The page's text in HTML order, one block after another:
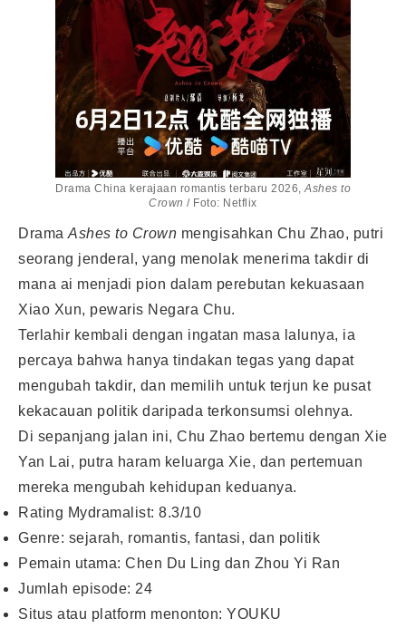
Drama China kerajaan romantis terbaru 2026, Ashes to
Crown/ Foto: Netflix
Drama Ashes to Crown mengisahkan Chu Zhao, putri
seorang jenderal, yang menolak menerima takdir di
mana ai menjadi pion dalam perebutan kekuasaan
Xiao Xun, pewaris Negara Chu.
Terlahir kembali dengan ingatan masa lalunya, ia
percaya bahwa hanya tindakan tegas yang dapat
mengubah takdir, dan memilih untuk terjun ke pusat
kekacauan politik daripada terkonsumsi olehnya.
Di sepanjang jalan ini, Chu Zhao bertemu dengan Xie
Yan Lai, putra haram keluarga Xie, dan pertemuan
mereka mengubah kehidupan keduanya.
Rating Mydramalist: 8.3/10
Genre: sejarah, romantis, fantasi, dan politik
Pemain utama: Chen Du Ling dan Zhou Yi Ran
Jumlah episode: 24
Situs atau platform menonton: YOUKU